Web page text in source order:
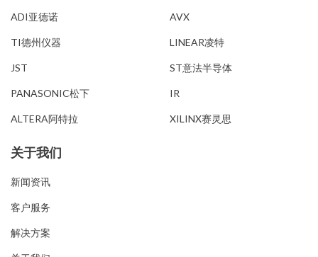
ADI亚德诺
TI德州仪器
JST
PANASONIC松下
ALTERA阿特拉
AVX
LINEAR凌特
ST意法半导体
IR
XILINX赛灵思
关于我们
新闻资讯
客户服务
解决方案